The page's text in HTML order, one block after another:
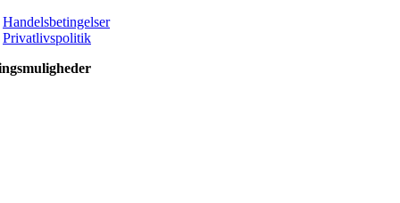
Handelsbetingelser
Privatlivspolitik